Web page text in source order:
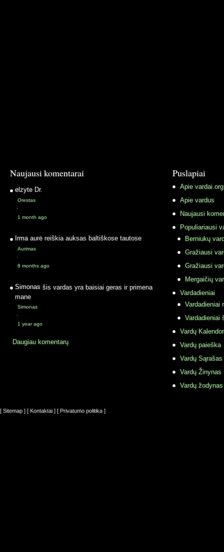
Naujausi komentarai
elzyte Dr.
Orestas
·
1 month ago
Irma aurė reiškia auksas baltiškose tautose
Aurimas
·
8 months ago
Simonas šis vardas yra baisiai geras ir primena
mane
Simonas
·
1 year ago
Daugiau komentarų
Puslapiai
Apie vardai.org
Apie vardus
Naujausi
Populiariausi
Berniukų
Gražiausi
Gražiausi
Mergaičių
Vardadieniai
Vardadieniai
Vardadieniai
Vardų
Vardų paieška
Vardų Sąrašas
Vardų Žinynas
Vardų
[ Sitemap ] [ Kontaktai ] [ Privatumo politika ]